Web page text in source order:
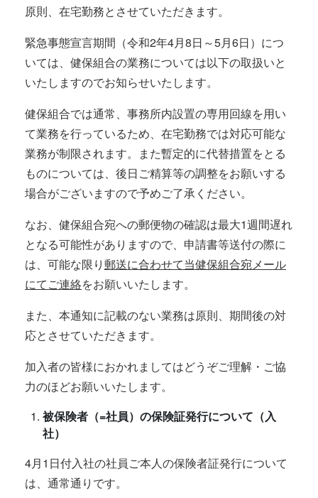
原則、在宅勤務とさせていただきます。
緊急事態宣言期間（令和2年4月8日～5月6日）につ
いては、健保組合の業務については以下の取扱いと
いたしますのでお知らせいたします。
健保組合では通常、事務所内設置の専用回線を用い
て業務を行っているため、在宅勤務では対応可能な
業務が制限されます。また暫定的に代替措置をとる
ものについては、後日ご精算等の調整をお願いする
場合がございますので予めご了承ください。
なお、健保組合宛への郵便物の確認は最大1週間遅れ
となる可能性がありますので、申請書等送付の際に
は、可能な限り郵送に合わせて当健保組合宛メール
にてご連絡をお願いいたします。
また、本通知に記載のない業務は原則、期間後の対
応とさせていただきます。
加入者の皆様におかれましてはどうぞご理解・ご協
力のほどお願いいたします。
被保険者（=社員）の保険証発行について（入
社）
4月1日付入社の社員ご本人の保険者証発行について
は、通常通りです。